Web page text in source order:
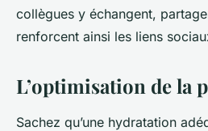
collègues y échangent,
renforcent ainsi les liens
L’optimisation de la
Sachez qu’une hydratation